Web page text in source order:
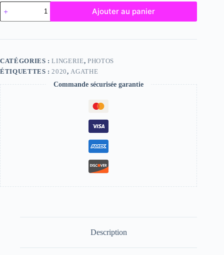
quantité
de
Agathe
Ajouter au panier
CATÉGORIES :LINGERIE, PHOTOS
ÉTIQUETTES : 2020, AGATHE
Commande sécurisée garantie
Description